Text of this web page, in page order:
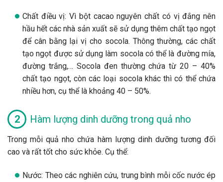
Chất điều vị: Vì bột cacao nguyên chất có vị đắng nên
hầu hết các nhà sản xuất sẽ sử dụng thêm chất tạo ngọt
để cân bằng lại vị cho socola. Thông thường, các chất
tạo ngọt được sử dụng làm socola có thể là đường mía,
đường trắng,… Socola đen thường chứa từ 20 – 40%
chất tạo ngọt, còn các loại socola khác thì có thể chứa
nhiều hơn, cụ thể là khoảng 40 – 50%.
Hàm lượng dinh dưỡng trong quả nho
Trong mỗi quả nho chứa hàm lượng dinh dưỡng tương đối
cao và rất tốt cho sức khỏe. Cụ thể:
Nước: Theo các nghiên cứu, trung bình mỗi cốc nước ép